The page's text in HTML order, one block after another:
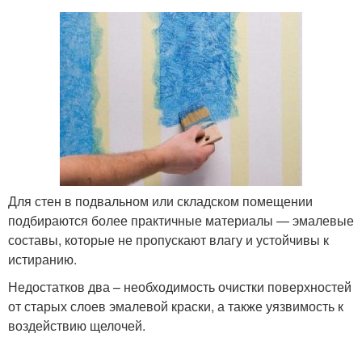
Для стен в подвальном или складском помещении
подбираются более практичные материалы — эмалевые
составы, которые не пропускают влагу и устойчивы к
истиранию.
Недостатков два – необходимость очистки поверхностей
от старых слоев эмалевой краски, а также уязвимость к
воздействию щелочей.